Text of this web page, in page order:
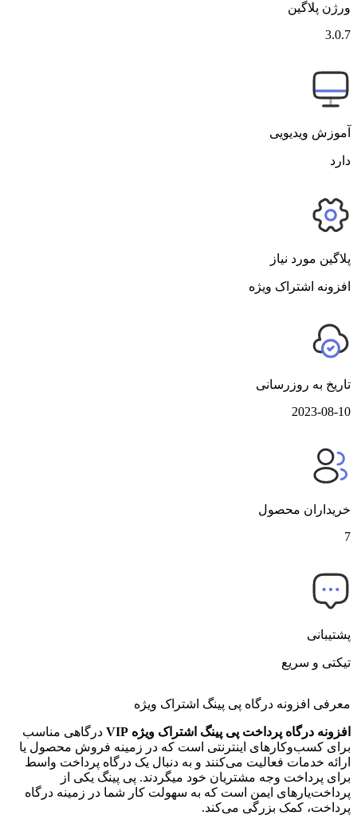
ورژن پلاگین
3.0.7
آموزش ویدیویی
دارد
پلاگین مورد نیاز
افزونه اشتراک ویژه
تاریخ به روزرسانی
2023-08-10
خریداران محصول
7
پشتیبانی
تیکتی و سریع
معرفی افزونه درگاه پی پینگ اشتراک ویژه
افزونه درگاه پرداخت پی پینگ اشتراک ویژه VIP
درگاهی مناسب
برای کسب‌وکارهای اینترنتی است که در زمینه فروش محصول یا
ارائه خدمات فعالیت می‌کنند و به دنبال یک درگاه پرداخت واسط
برای پرداخت وجه مشتریان خود می‎گردند. پی پینگ یکی از
پرداخت‌یارهای ایمن است که به سهولت کار شما در زمینه درگاه
پرداخت، کمک بزرگی می‌کند.